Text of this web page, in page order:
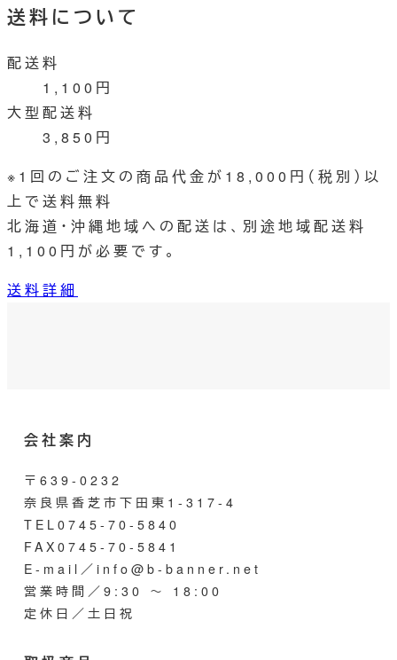
送料について
配送料
1,100円
大型配送料
3,850円
※1回のご注文の商品代金が18,000円（税別）以
上で送料無料
北海道・沖縄地域への配送は、別途地域配送料
1,100円が必要です。
送料詳細
会社案内
〒639-0232
奈良県香芝市下田東1-317-4
TEL0745-70-5840
FAX0745-70-5841
E-mail／info@b-banner.net
営業時間／9:30 ～ 18:00
定休日／土日祝